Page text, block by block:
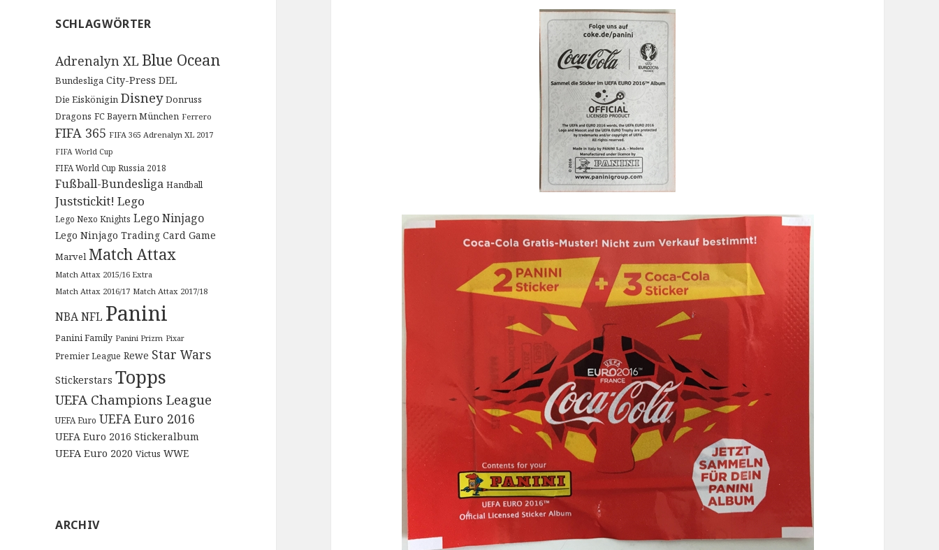
SCHLAGWÖRTER
Adrenalyn XL Blue Ocean
Bundesliga City-Press DEL
Die Eiskönigin Disney Donruss
Dragons FC Bayern München Ferrero
FIFA 365 FIFA 365 Adrenalyn XL 2017
FIFA World Cup
FIFA World Cup Russia 2018
Fußball-Bundesliga Handball
Juststickit! Lego
Lego Nexo Knights Lego Ninjago
Lego Ninjago Trading Card Game
Marvel Match Attax
Match Attax 2015/16 Extra
Match Attax 2016/17 Match Attax 2017/18
NBANFL Panini
Panini Family Panini Prizm Pixar
Premier League Rewe Star Wars
Stickerstars Topps
UEFA Champions League
UEFA Euro UEFA Euro 2016
UEFA Euro 2016 Stickeralbum
UEFA Euro 2020 Victus WWE
ARCHIV